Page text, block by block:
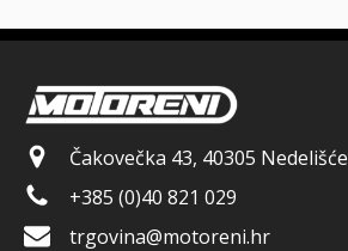
Čakovečka 43, 40305 Nedelišće
+385 (0)40 821 029
trgovina@motoreni.hr